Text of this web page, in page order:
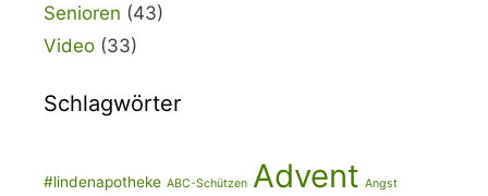
Senioren (43)
Video (33)
Schlagwörter
#lindenapotheke ABC-Schützen Advent Angst